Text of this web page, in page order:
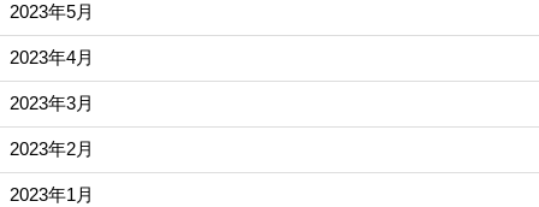
2023年5月
2023年4月
2023年3月
2023年2月
2023年1月